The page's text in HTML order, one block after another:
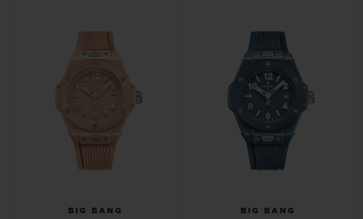
BIG BANG BIG BANG